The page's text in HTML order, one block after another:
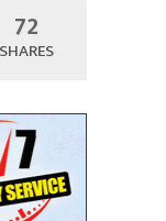
72
SHARES